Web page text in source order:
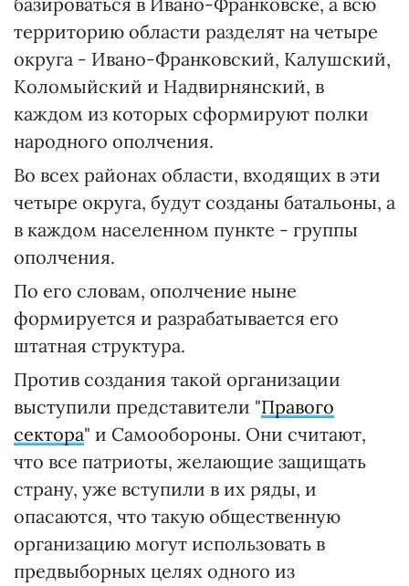
территорию области разделят на четыре
округа - Ивано-Франковский, Калушский,
Коломыйский и Надвирнянский, в
каждом из которых сформируют полки
народного ополчения.
Во всех районах области, входящих в эти
четыре округа, будут созданы батальоны, а
в каждом населенном пункте - группы
ополчения.
По его словам, ополчение ныне
формируется и разрабатывается его
штатная структура.
Против создания такой организации
выступили представители "Правого
сектора" и Самообороны. Они считают,
что все патриоты, желающие защищать
страну, уже вступили в их ряды, и
опасаются, что такую общественную
организацию могут использовать в
предвыборных целях одного из